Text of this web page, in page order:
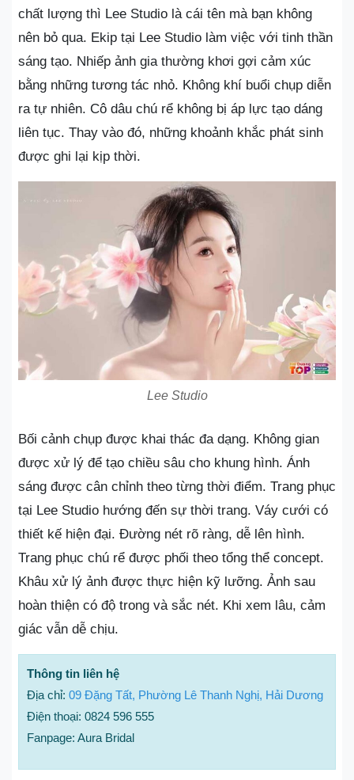
chất lượng thì Lee Studio là cái tên mà bạn không
nên bỏ qua. Ekip tại Lee Studio làm việc với tinh thần
sáng tạo. Nhiếp ảnh gia thường khơi gợi cảm xúc
bằng những tương tác nhỏ. Không khí buổi chụp diễn
ra tự nhiên. Cô dâu chú rể không bị áp lực tạo dáng
liên tục. Thay vào đó, những khoảnh khắc phát sinh
được ghi lại kịp thời.
Lee Studio
Bối cảnh chụp được khai thác đa dạng. Không gian
được xử lý để tạo chiều sâu cho khung hình. Ánh
sáng được cân chỉnh theo từng thời điểm. Trang phục
tại Lee Studio hướng đến sự thời trang. Váy cưới có
thiết kế hiện đại. Đường nét rõ ràng, dễ lên hình.
Trang phục chú rể được phối theo tổng thể concept.
Khâu xử lý ảnh được thực hiện kỹ lưỡng. Ảnh sau
hoàn thiện có độ trong và sắc nét. Khi xem lâu, cảm
giác vẫn dễ chịu.
Thông tin liên hệ
Địa chỉ: 09 Đặng Tất, Phường Lê Thanh Nghị, Hải Dương
Điện thoại: 0824 596 555
Fanpage: Aura Bridal